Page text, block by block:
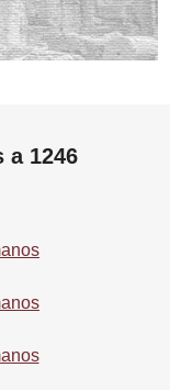
a 1246